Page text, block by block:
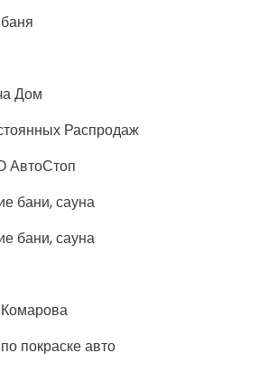
Дом
Распродаж
АвтоСтоп
бани, сауна
бани, сауна
покраске авто